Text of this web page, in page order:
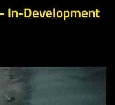
In-Development